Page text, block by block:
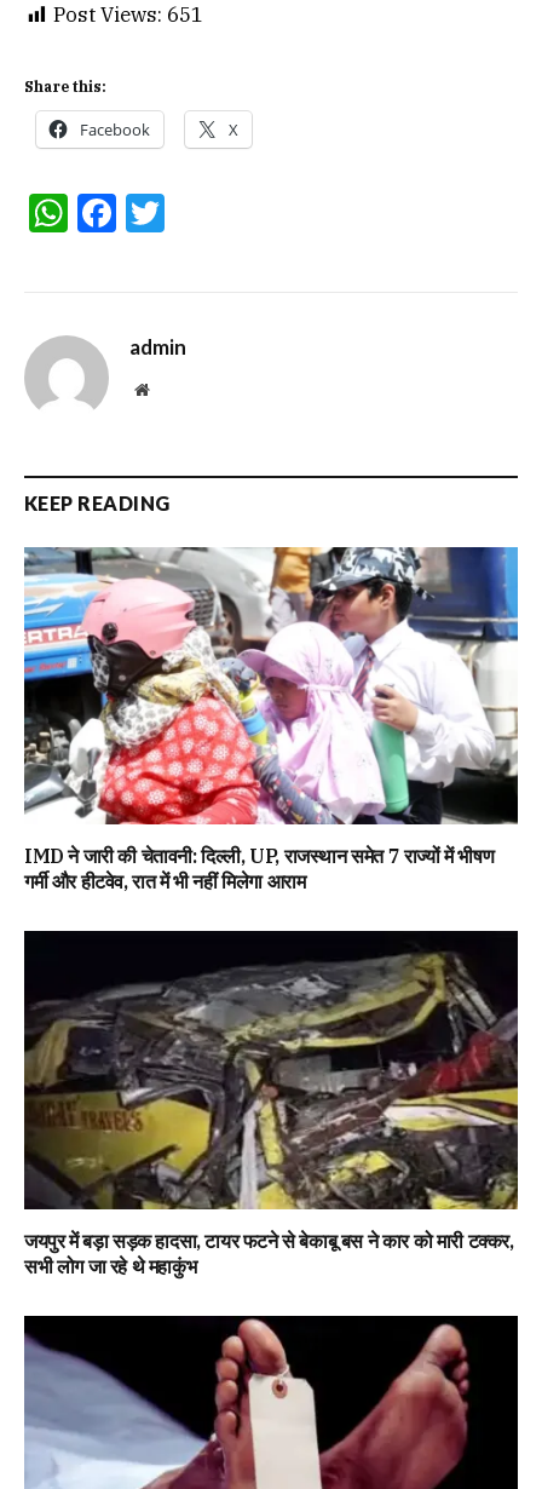
Post Views: 651
Share this:
Facebook X
WhatsApp
Facebook
admin
Website
KEEP READING
IMD ने जारी की चेतावनी: दिल्ली, UP, राजस्थान समेत 7 राज्यों में भीषण
गर्मी और हीटवेव, रात में भी नहीं मिलेगा आराम
जयपुर में बड़ा सड़क हादसा, टायर फटने से बेकाबू बस ने कार को मारी टक्कर,
सभी लोग जा रहे थे महाकुंभ